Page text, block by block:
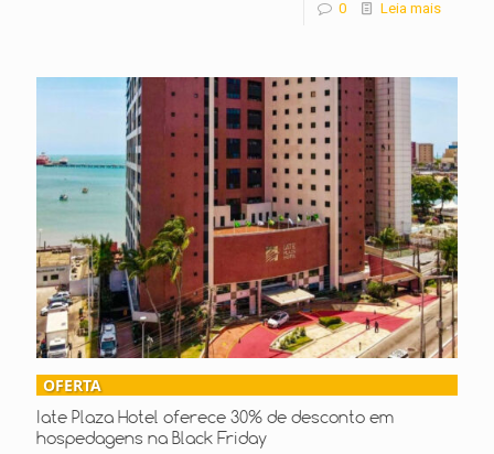
0 Leia mais
OFERTA
Iate Plaza Hotel oferece 30% de desconto em
hospedagens na Black Friday